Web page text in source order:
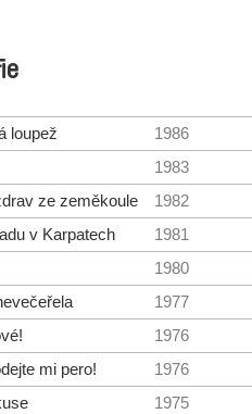
loupež
1986
1983
ze zeměkoule
1982
v Karpatech
1981
1980
1977
1976
mi pero!
1976
1975